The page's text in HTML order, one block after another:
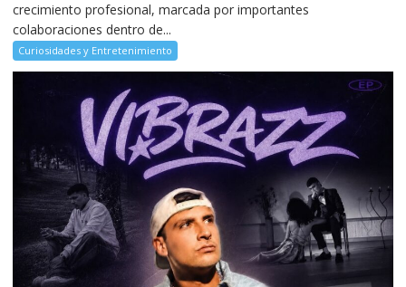
crecimiento profesional, marcada por importantes
colaboraciones dentro de...
Curiosidades y Entretenimiento